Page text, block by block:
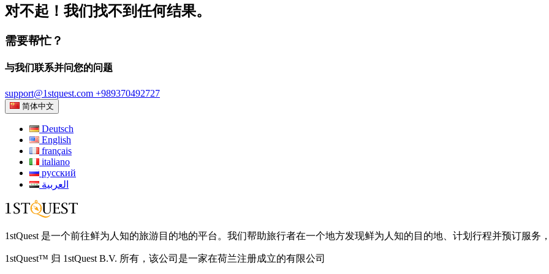
对不起！我们找不到任何结果。
需要帮忙？
与我们联系并问您的问题
support@1stquest.com +989370492727
简体中文
Deutsch
English
français
italiano
русский
العربية
1stQuest 是一个前往鲜为人知的旅游目的地的平台。我们帮助旅行者在一个地方发现鲜为人知的目的地、计划行程并预订服务
1stQuest™ 归 1stQuest B.V. 所有，该公司是一家在荷兰注册成立的有限公司